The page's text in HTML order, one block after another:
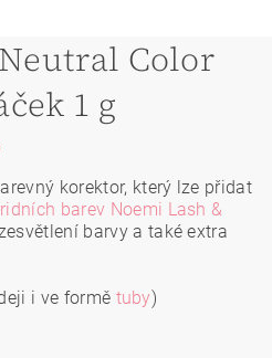
Color
1 g
korektor, který lze přidat
barev Noemi Lash &
barvy a také extra
i ve formě tuby)